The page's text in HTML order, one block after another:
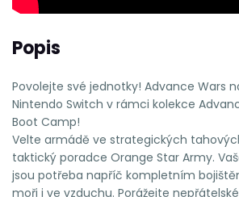
Popis
Povolejte své jednotky! Advance Wars
Nintendo Switch v rámci kolekce
Boot Camp!
Velte armádě ve strategických
taktický poradce Orange Star Army.
jsou potřeba napříč kompletním
moři i ve vzduchu. Porážejte